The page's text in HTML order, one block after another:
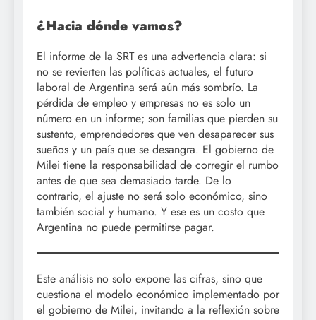
¿Hacia dónde vamos?
El informe de la SRT es una advertencia clara: si
no se revierten las políticas actuales, el futuro
laboral de Argentina será aún más sombrío. La
pérdida de empleo y empresas no es solo un
número en un informe; son familias que pierden su
sustento, emprendedores que ven desaparecer sus
sueños y un país que se desangra. El gobierno de
Milei tiene la responsabilidad de corregir el rumbo
antes de que sea demasiado tarde. De lo
contrario, el ajuste no será solo económico, sino
también social y humano. Y ese es un costo que
Argentina no puede permitirse pagar.
Este análisis no solo expone las cifras, sino que
cuestiona el modelo económico implementado por
el gobierno de Milei, invitando a la reflexión sobre